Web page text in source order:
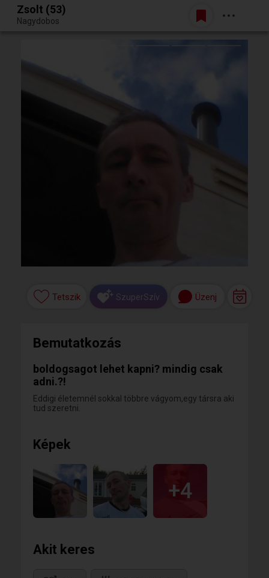
Egy jó randiból bármi lehet.
Belépés
Zsolt (53)
Nagydobos
Tetszik SzuperSzív Üzenj
Bemutatkozás
boldogsagot lehet kapni? mindig csak
adni.?!
Eddigi életemnél sokkal többre vágyom,egy társra aki
tud szeretni.
Képek
+4
Akit keres